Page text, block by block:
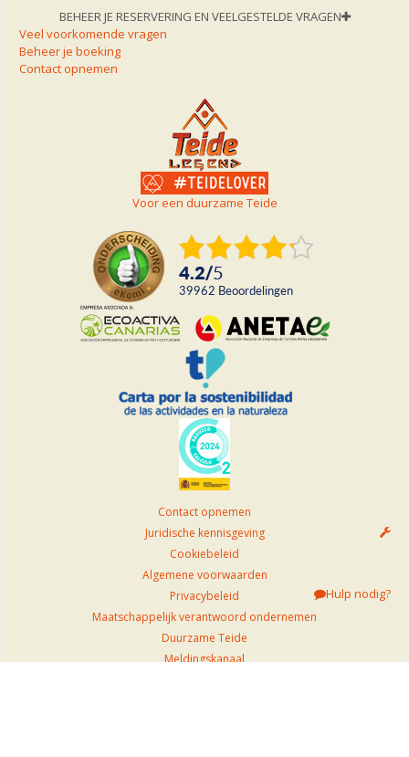
BEHEER JE RESERVERING EN VEELGESTELDE VRAGEN
Veel voorkomende vragen
Beheer je boeking
Contact opnemen
Voor een duurzame Teide
4.2/5
39962 beoordelingen
Contact opnemen
Juridische kennisgeving
Cookiebeleid
Algemene voorwaarden
Privacybeleid
Maatschappelijk verantwoord ondernemen
Duurzame Teide
Meldingskanaal
Hulp nodig?